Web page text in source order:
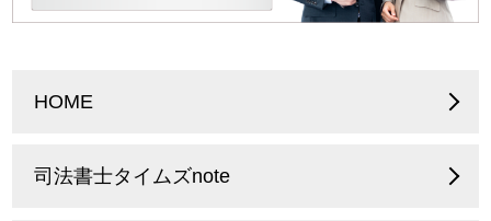
HOME
司法書士タイムズnote